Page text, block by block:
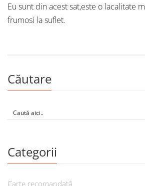
Eu sunt din acest sat,este o lacalitate
frumosi la suflet.
Căutare
Categorii
Carte recomandată